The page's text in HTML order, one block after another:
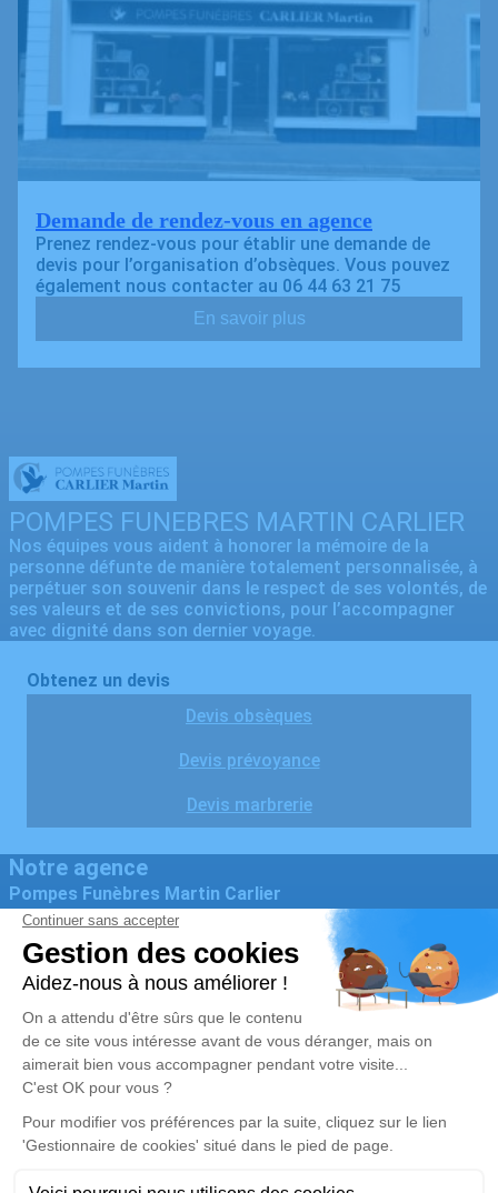
Demande de rendez-vous en agence
Prenez rendez-vous pour établir une demande de
devis pour l’organisation d’obsèques. Vous pouvez
également nous contacter au 06 44 63 21 75
En savoir plus
POMPES FUNEBRES MARTIN CARLIER
Nos équipes vous aident à honorer la mémoire de la
personne défunte de manière totalement personnalisée, à
perpétuer son souvenir dans le respect de ses volontés, de
ses valeurs et de ses convictions, pour l’accompagner
avec dignité dans son dernier voyage.
Obtenez un devis
Devis obsèques
Devis prévoyance
Devis marbrerie
Notre agence
Pompes Funèbres Martin Carlier
06 44 63 21 75
pfcarliermartin@gmail.com
32 Grand Rue – 62129 – Thérouanne
5/5 – 21 avis
Nos Services
Organiser des obsèques
Monuments funéraires
Services aux familles
Liens utiles
Avis de décès
agence